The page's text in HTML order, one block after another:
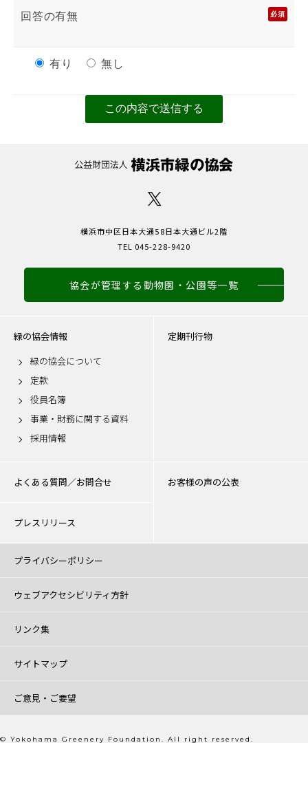
回答の有無 必須
有り 無し
横浜市中区日本大通58日本大通ビル2階
TEL 045-228-9420
協会が管理する動物園・公園等一覧
緑の協会情報
緑の協会について
定款
役員名簿
事業・財務に関する資料
採用情報
定期刊行物
よくある質問／お問合せ お客様の声の公表
プレスリリース
プライバシーポリシー
ウェブアクセシビリティ方針
リンク集
サイトマップ
ご意見・ご要望
© Yokohama Greenery Foundation. All right reserved.